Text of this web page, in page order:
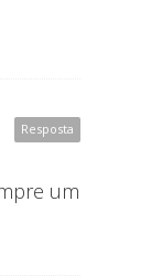
Resposta
um